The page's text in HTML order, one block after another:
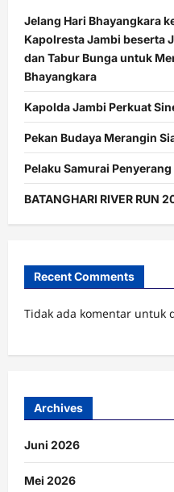
Jelang Hari Bhayangkara
Kapolresta Jambi beserta
dan Tabur Bunga untuk
Bhayangkara
Kapolda Jambi Perkuat
Pekan Budaya Merangin
Pelaku Samurai
BATANGHARI RIVER RUN
Recent Comments
Tidak ada komentar untuk
Archives
Juni 2026
Mei 2026